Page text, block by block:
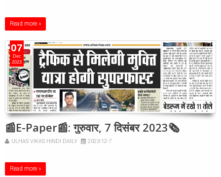
Read more »
07
Dec
2023
📰E-Paper📰: गुरुवार, 7 दिसंबर 2023🗞
ULHAS VIKAS HINDI DAILY 2023-12-7
Read more »